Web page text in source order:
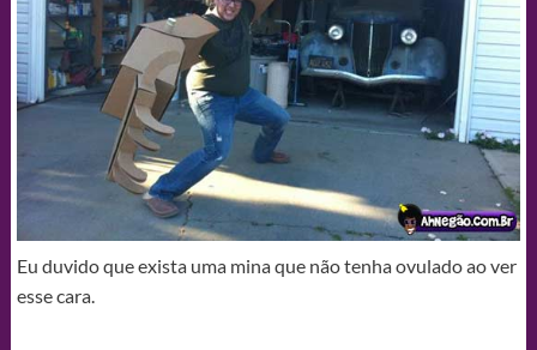
Eu duvido que exista uma mina que não tenha ovulado ao ver
esse cara.